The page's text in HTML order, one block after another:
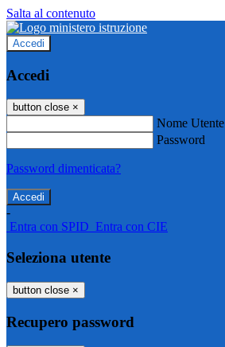
Salta al contenuto
Accedi
Accedi
button close ×
Nome Utente
Password
Password dimenticata?
-
Entra con SPID Entra con CIE
Seleziona utente
button close ×
Recupero password